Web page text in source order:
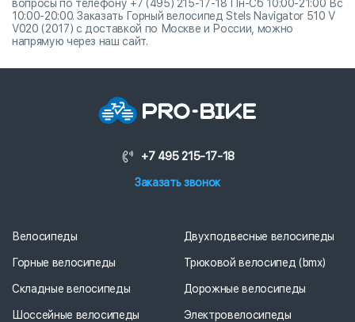
вопросы по телефону +7 (495) 215-17-18 Пн-Сб 10:00-21:00 Вс
10:00-20:00. Заказать Горный велосипед Stels Navigator 510 V
V020 (2017) с доставкой по Москве и России, можно
напрямую через наш сайт.
+7 495 215-17-18
Заказать звонок
Велосипеды
Горные велосипеды
Складные велосипеды
Шоссейные велосипеды
Двухподвесные велосипеды
Трюковой велосипед (bmx)
Дорожные велосипеды
Электровелосипеды